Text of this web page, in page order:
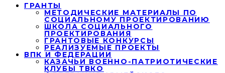
ГРАНТЫ
МЕТОДИЧЕСКИЕ МАТЕРИАЛЫ ПО
СОЦИАЛЬНОМУ ПРОЕКТИРОВАНИЮ
ШКОЛА СОЦИАЛЬНОГО
ПРОЕКТИРОВАНИЯ
ГРАНТОВЫЕ КОНКУРСЫ
РЕАЛИЗУЕМЫЕ ПРОЕКТЫ
ВПК И ФЕДЕРАЦИИ
КАЗАЧЬИ ВОЕННО-ПАТРИОТИЧЕСКИЕ
КЛУБЫ ТВКО